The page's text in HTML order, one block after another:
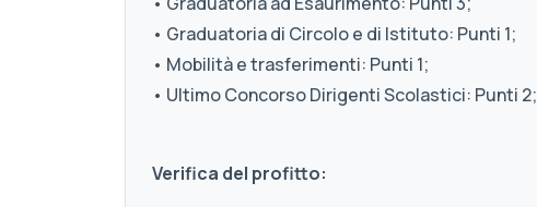
• Graduatoria di Circolo e di Istituto: Punti 1;
• Mobilità e trasferimenti: Punti 1;
• Ultimo Concorso Dirigenti Scolastici: Punti 2;
Verifica del profitto: